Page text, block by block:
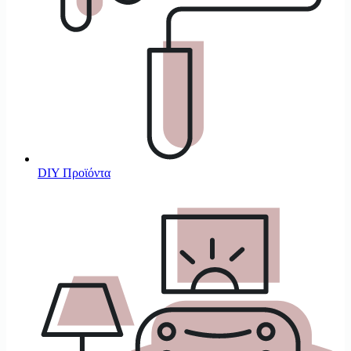
DIY Προϊόντα